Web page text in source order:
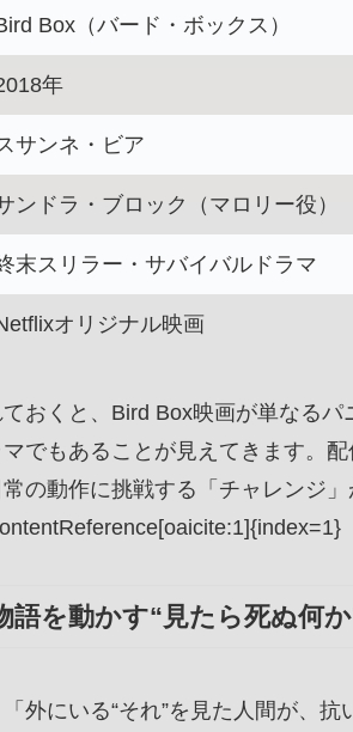
Box（バード・ボックス）
年
サンネ・ビア
ンドラ・ブロック（マロリー役）
末スリラー・サバイバルドラマ
オリジナル映画
おくと、Bird Box映画が単なる
でもあることが見えてきます。
の動作に挑戦する「チャレンジ
語を動かす“見たら死ぬ何
外にいる“それ”を見た人間が、